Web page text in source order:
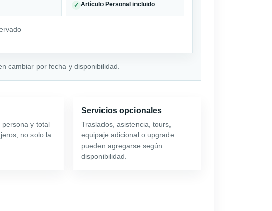
✓ Artículo Personal incluido
cambiar por fecha y disponibilidad.
persona y total
no solo la
Servicios opcionales
Traslados, asistencia, tours,
equipaje adicional o upgrade
pueden agregarse según
disponibilidad.